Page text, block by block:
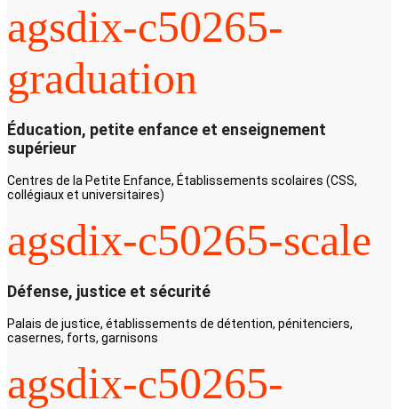
agsdix-c50265-
graduation
Éducation, petite enfance et enseignement
supérieur
Centres de la Petite Enfance, Établissements scolaires (CSS,
collégiaux et universitaires)
agsdix-c50265-scale
Défense, justice et sécurité
Palais de justice, établissements de détention, pénitenciers,
casernes, forts, garnisons
agsdix-c50265-